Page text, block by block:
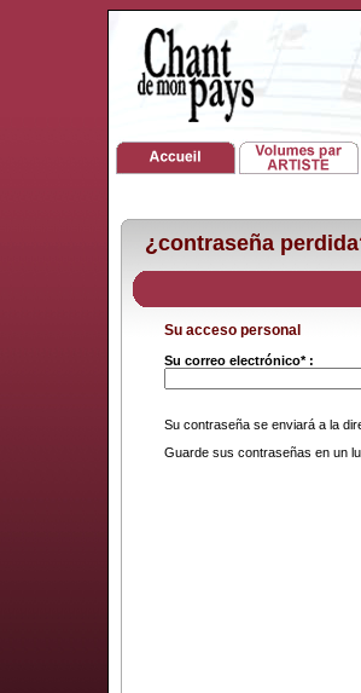
¿contraseña
Su acceso personal
Su correo electrónico* :
Su contraseña se enviará a la
Guarde sus contraseñas en un